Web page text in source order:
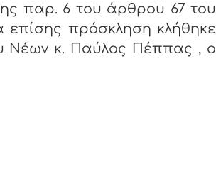
παρ. 6 του άρθρου 67 του
επίσης πρόσκληση κλήθηκε
Νέων κ. Παύλος Πέππας , ο